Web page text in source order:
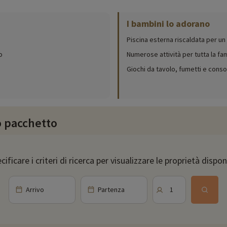
offrire: con la sua piscina esterna riscaldata di 100 m² con vista sulle
in qualsiasi momento. Per il divertimento della famiglia, è
giochi, dove troveranno una varietà di attività. Ce n'è per tutti i
Per chi è alla ricerca di nuove esperienze, sono disponibili numerose
I bambini lo adorano
Piscina esterna riscaldata per
Numerose attività per tutta la
Giochi da tavolo, fumetti e
pacchetto
i criteri di ricerca per visualizzare le proprietà
Arrivo Partenza 1